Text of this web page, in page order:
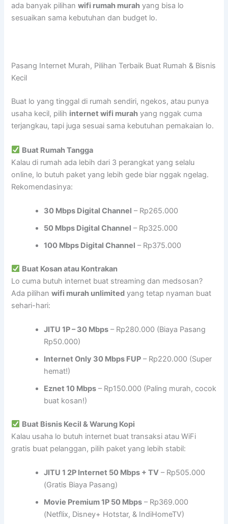
ada banyak pilihanwifi rumah murah yang bisa lo
sesuaikan sama kebutuhan dan budget lo.
Pasang Internet Murah, Pilihan Terbaik Buat Rumah & Bisnis
Kecil
Buat lo yang tinggal di rumah sendiri, ngekos, atau punya
usaha kecil, pilih internet wifi murah yang nggak cuma
terjangkau, tapi juga sesuai sama kebutuhan pemakaian lo.
Buat Rumah Tangga
Kalau di rumah ada lebih dari 3 perangkat yang selalu
online, lo butuh paket yang lebih gede biar nggak ngelag.
Rekomendasinya:
30 Mbps Digital Channel – Rp265.000
50 Mbps Digital Channel – Rp325.000
100 Mbps Digital Channel – Rp375.000
Buat Kosan atau Kontrakan
Lo cuma butuh internet buat streaming dan medsosan?
Ada pilihanwifi murah unlimited yang tetap nyaman buat
sehari-hari:
JITU 1P – 30 Mbps – Rp280.000 (Biaya Pasang
Rp50.000)
Internet Only 30 Mbps FUP – Rp220.000 (Super
hemat!)
Eznet 10 Mbps – Rp150.000 (Paling murah, cocok
buat kosan!)
Buat Bisnis Kecil & Warung Kopi
Kalau usaha lo butuh internet buat transaksi atau WiFi
gratis buat pelanggan, pilih paket yang lebih stabil:
JITU 1 2P Internet 50 Mbps + TV – Rp505.000
(Gratis Biaya Pasang)
Movie Premium 1P 50 Mbps – Rp369.000
(Netflix, Disney+ Hotstar, & IndiHomeTV)